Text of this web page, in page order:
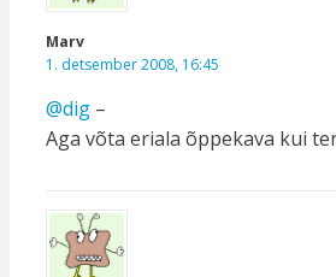
Marv
1. detsember 2008, 16:45
@dig–
Aga võta eriala õppekava kui